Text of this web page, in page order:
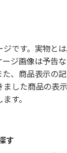
です。実物と
ジ画像は予告
た、商品表示の
ました商品の表
す。
す